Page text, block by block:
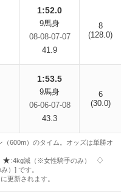
1:52.0
9馬身
08-08-07-07
41.9
8
(128.0)
1:53.5
9馬身
06-06-07-08
43.3
6
(30.0)
600m）のタイム。オッズは単勝オ
:4kg減（※女性騎手のみ）
）] です。
更新されます。